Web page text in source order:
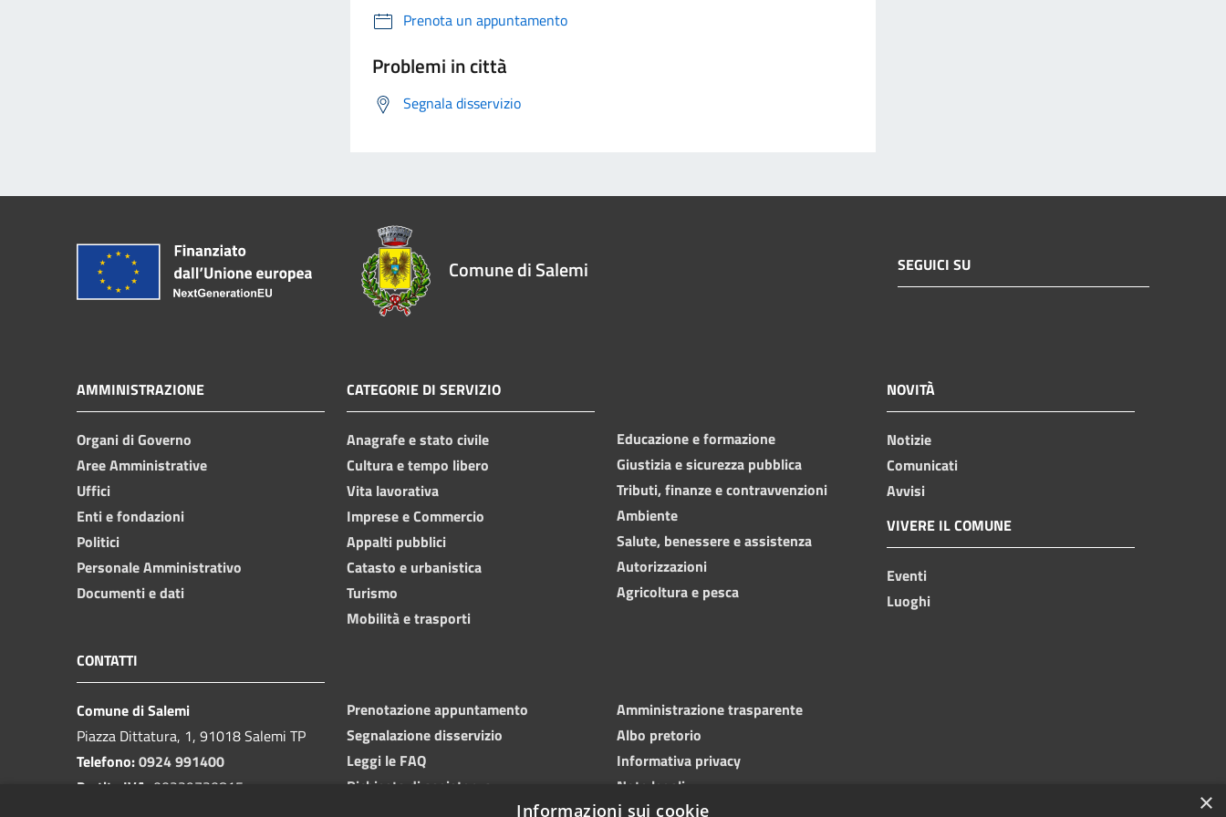
Prenota un appuntamento
Problemi in città
Segnala disservizio
Comune di Salemi SEGUICI SU
AMMINISTRAZIONE
Organi di Governo
Aree Amministrative
Uffici
Enti e fondazioni
Politici
Personale Amministrativo
Documenti e dati
CATEGORIE DI SERVIZIO
Anagrafe e stato civile
Cultura e tempo libero
Vita lavorativa
Imprese e Commercio
Appalti pubblici
Catasto e urbanistica
Turismo
Mobilità e trasporti
Educazione e formazione
Giustizia e sicurezza pubblica
Tributi, finanze e contravvenzioni
Ambiente
Salute, benessere e assistenza
Autorizzazioni
Agricoltura e pesca
NOVITÀ
Notizie
Comunicati
Avvisi
VIVERE IL COMUNE
Eventi
Luoghi
CONTATTI
Comune di Salemi
Piazza Dittatura, 1, 91018 Salemi TP
Telefono:0924 991400
Partita IVA: 00239730815
Prenotazione appuntamento
Segnalazione disservizio
Leggi le FAQ
Richiesta di assistenza
Amministrazione trasparente
Albo pretorio
Informativa privacy
Note legali
Dichiarazione di accessibilità
×
Informazioni sui cookie